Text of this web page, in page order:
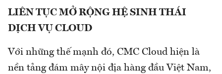
LIÊN TỤC MỞ RỘNG HỆ SINH THÁI
DỊCH VỤ CLOUD
Với những thế mạnh đó, CMC Cloud hiện là
nền tảng đám mây nội địa hàng đầu Việt Nam,